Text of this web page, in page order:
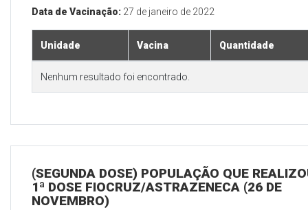
Data de Vacinação: 27 de janeiro de 2022
Unidade Vacina Quantidade
Nenhum resultado foi encontrado.
(SEGUNDA DOSE) POPULAÇÃO QUE
1ª DOSE FIOCRUZ/ASTRAZENECA (26 DE
NOVEMBRO)